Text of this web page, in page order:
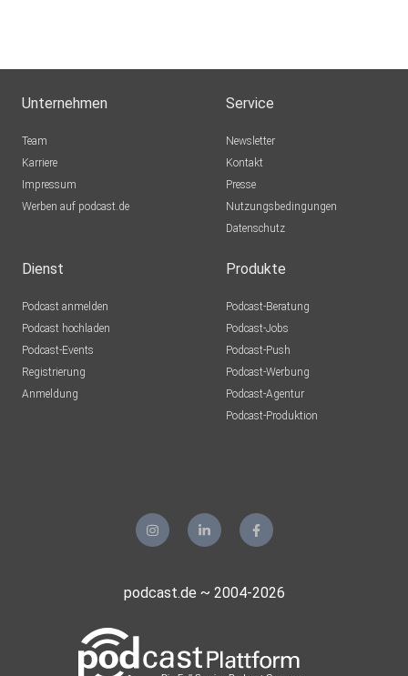
Unternehmen
Team
Karriere
Impressum
Werben auf podcast.de
Service
Newsletter
Kontakt
Presse
Nutzungsbedingungen
Datenschutz
Dienst
Podcast anmelden
Podcast hochladen
Podcast-Events
Registrierung
Anmeldung
Produkte
Podcast-Beratung
Podcast-Jobs
Podcast-Push
Podcast-Werbung
Podcast-Agentur
Podcast-Produktion
podcast.de ~ 2004-2026